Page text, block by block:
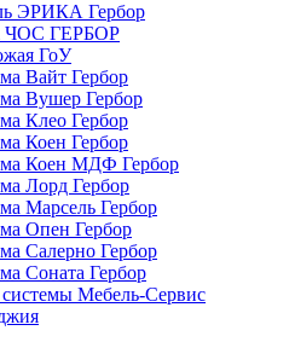
ЭРИКА Гербор
ЧОС ГЕРБОР
ГоУ
Вайт Гербор
Вушер Гербор
Клео Гербор
Коен Гербор
Коен МДФ Гербор
Лорд Гербор
Марсель Гербор
Опен Гербор
Салерно Гербор
Соната Гербор
Мебель-Сервис